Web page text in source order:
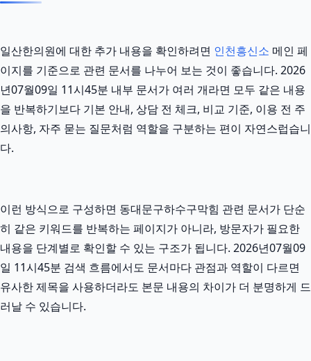
일산한의원에 대한 추가 내용을 확인하려면 인천흥신소 메인 페
이지를 기준으로 관련 문서를 나누어 보는 것이 좋습니다. 2026
년07월09일 11시45분 내부 문서가 여러 개라면 모두 같은 내용
을 반복하기보다 기본 안내, 상담 전 체크, 비교 기준, 이용 전 주
의사항, 자주 묻는 질문처럼 역할을 구분하는 편이 자연스럽습니
다.
이런 방식으로 구성하면 동대문구하수구막힘 관련 문서가 단순
히 같은 키워드를 반복하는 페이지가 아니라, 방문자가 필요한
내용을 단계별로 확인할 수 있는 구조가 됩니다. 2026년07월09
일 11시45분 검색 흐름에서도 문서마다 관점과 역할이 다르면
유사한 제목을 사용하더라도 본문 내용의 차이가 더 분명하게 드
러날 수 있습니다.